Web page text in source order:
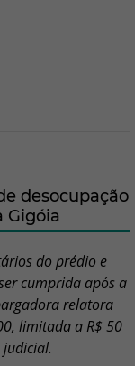
desocupação
Gigóia
do prédio e
cumprida após a
relatora
limitada a R$ 50